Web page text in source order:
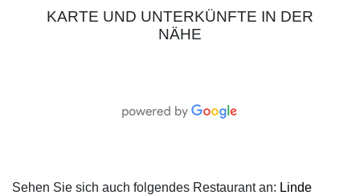
KARTE UND UNTERKÜNFTE IN DER
NÄHE
Sehen Sie sich auch folgendes Restaurant an: Linde